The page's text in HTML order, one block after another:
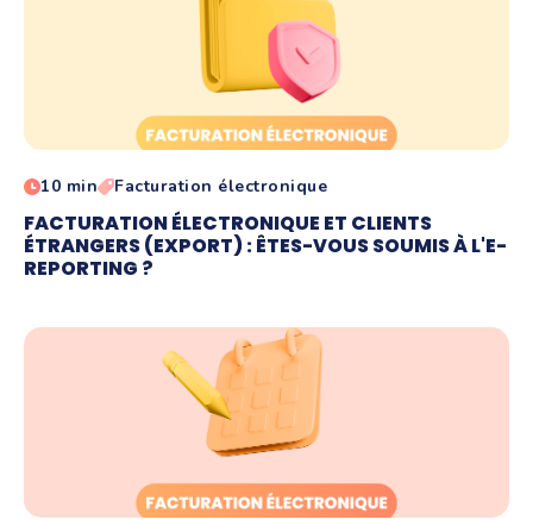
10 min Facturation électronique
FACTURATION ÉLECTRONIQUE ET CLIENTS
ÉTRANGERS (EXPORT) : ÊTES-VOUS SOUMIS À L'E-
REPORTING ?